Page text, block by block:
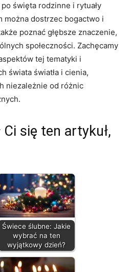
święta rodzinne i rytuały
można dostrzec bogactwo ‍i
poznać głębsze znaczenie,
społeczności.⁣ Zachęcamy
tej tematyki‍ i
⁢świata‍ światła i ⁢cienia,
niezależnie od różnic
się ten artykuł,
Świece ślubne: Jakie
wybrać na ten
wyjątkowy dzień?